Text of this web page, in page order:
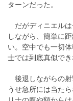
ターンだった。
だがディニエルは
しながら、簡単に
い。空中でも一切
士では到底真似でき
後退しながらの射
うせ急所には当た